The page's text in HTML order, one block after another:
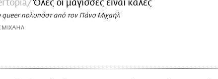
Όλες οι μάγισσες είναι καλές
queer πολυπόστ από τον Πάνο Μιχαήλ
ΜΙΧΑΗΛ